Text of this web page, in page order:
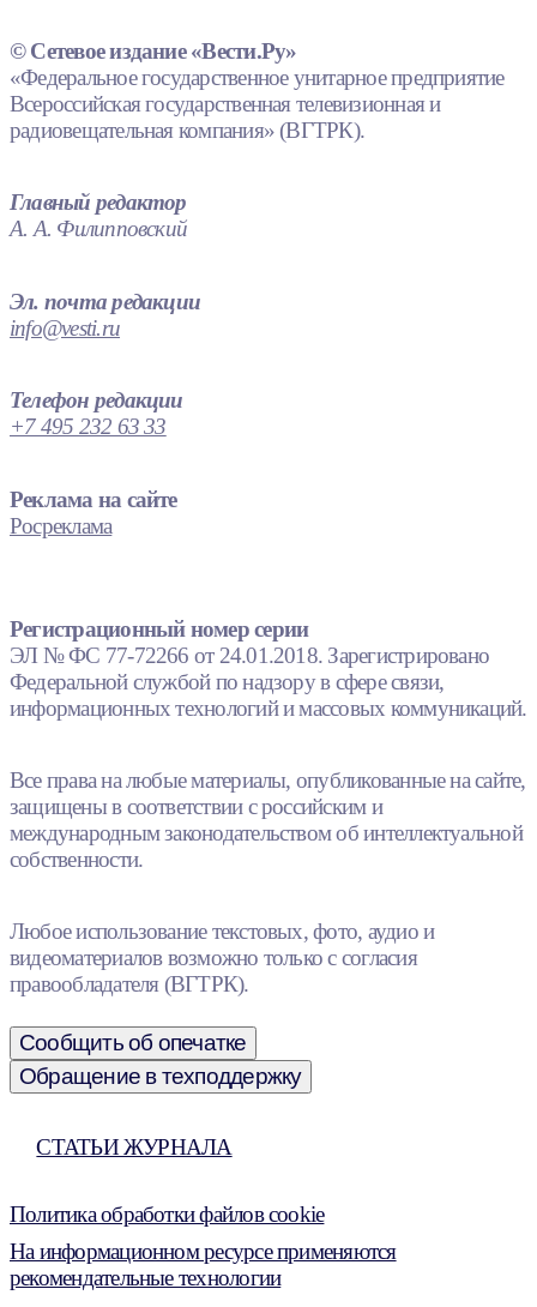
© Сетевое издание «Вести.Ру»
«Федеральное государственное унитарное предприятие
Всероссийская государственная телевизионная и
радиовещательная компания» (ВГТРК).
Главный редактор
А. А. Филипповский
Эл. почта редакции
info@vesti.ru
Телефон редакции
+7 495 232 63 33
Реклама на сайте
Росреклама
Регистрационный номер серии
ЭЛ № ФС 77-72266 от 24.01.2018. Зарегистрировано
Федеральной службой по надзору в сфере связи,
информационных технологий и массовых коммуникаций.
Все права на любые материалы, опубликованные на сайте,
защищены в соответствии с российским и
международным законодательством об интеллектуальной
собственности.
Любое использование текстовых, фото, аудио и
видеоматериалов возможно только с согласия
правообладателя (ВГТРК).
Сообщить об опечатке
Обращение в техподдержку
СТАТЬИ ЖУРНАЛА
Политика обработки файлов cookie
На информационном ресурсе применяются
рекомендательные технологии